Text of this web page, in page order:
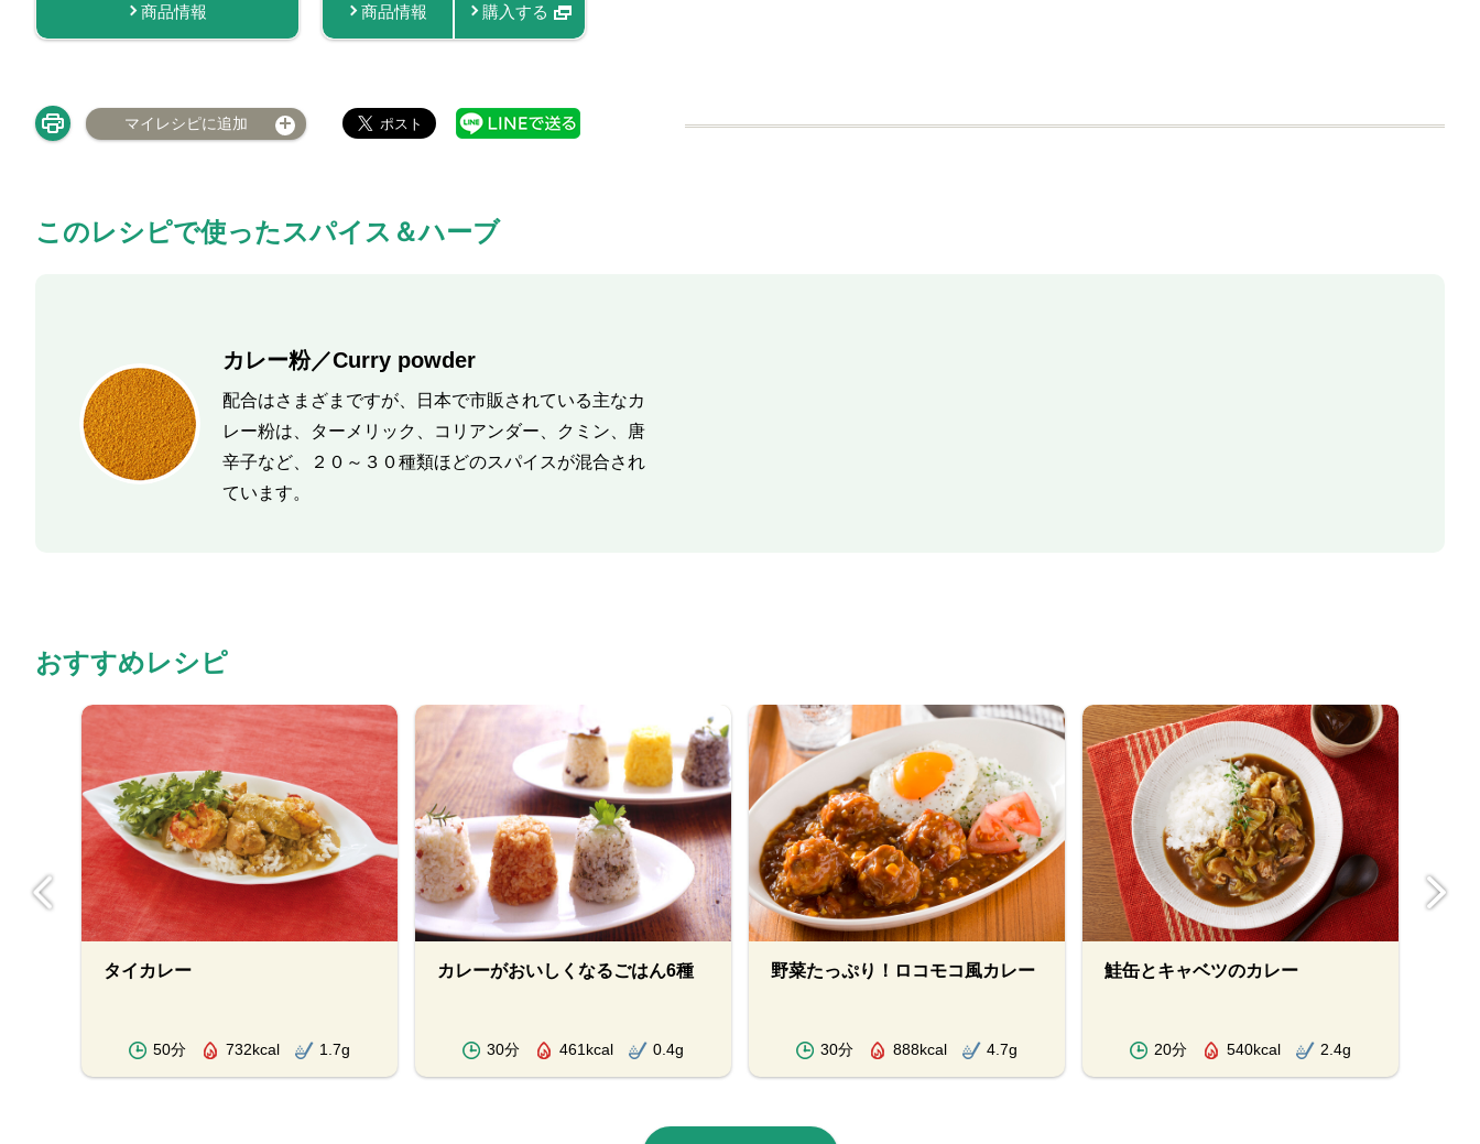
商品情報 商品情報
購入する 商品情報 購入する
マイレシピに追加
このレシピで使ったスパイス＆ハーブ
カレー粉／Curry powder
配合はさまざまですが、日本で市販されている主なカ
レー粉は、ターメリック、コリアンダー、クミン、唐
辛子など、２０～３０種類ほどのスパイスが混合され
ています。
おすすめレシピ
タイカレー
50分 732kcal 1.7g
カレーがおいしくなるごはん6種
30分 461kcal 0.4g
野菜たっぷり！ロコモコ風カレー
30分 888kcal 4.7g
鮭缶とキャベツのカレー
20分 540kcal 2.4g